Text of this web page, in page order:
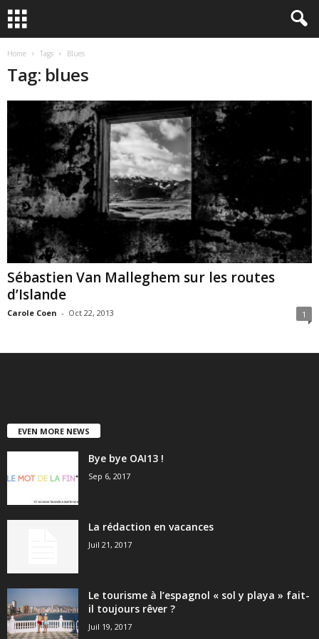
Home Tags Blues
Tag: blues
Sébastien Van Malleghem sur les routes
d’Islande
Carole Coen - Oct 22, 2013 1
EVEN MORE NEWS
Bye bye OAI13 !
Sep 6, 2017
La rédaction en vacances
Juil 21, 2017
Le tourisme à l’espagnol « sol y playa » fait-
il toujours rêver ?
Juil 19, 2017